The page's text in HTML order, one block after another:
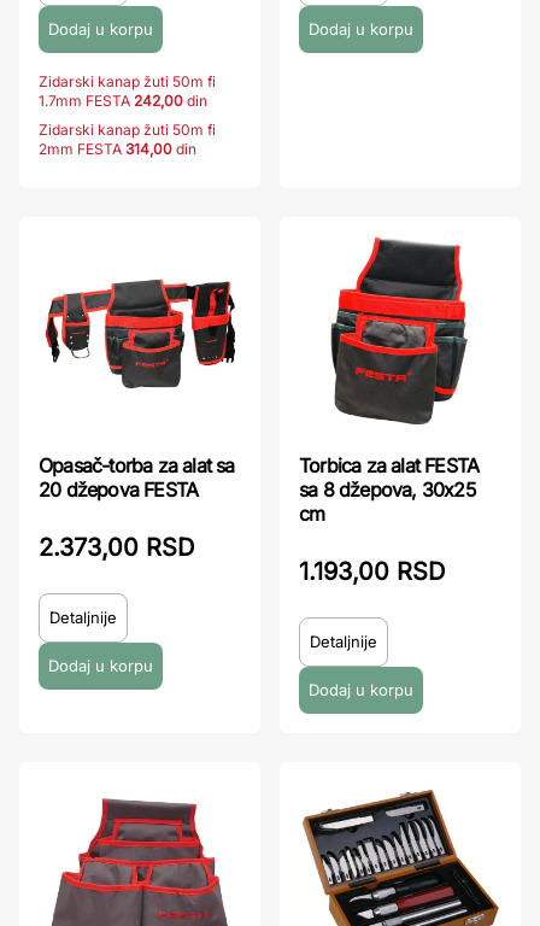
Zidarski kanap žuti 50m fi
1.7mm FESTA 242,00 din
Zidarski kanap žuti 50m fi
2mm FESTA 314,00 din
Opasač-torba za alat sa
20 džepova FESTA
2.373,00 RSD
Detaljnije
Torbica za alat FESTA
sa 8 džepova, 30x25
cm
1.193,00 RSD
Detaljnije